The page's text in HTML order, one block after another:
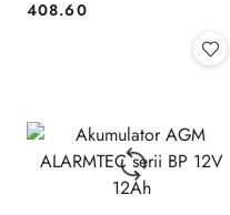
Cena:
408.60